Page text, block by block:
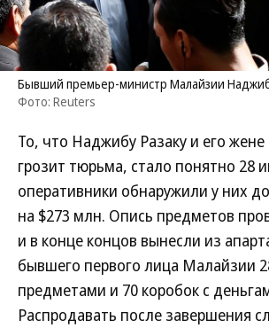
Бывший премьер-министр Малайзии
Фото: Reuters
То, что Наджибу Разаку и его
грозит тюрьма, стало понятно 28
оперативники обнаружили у них
на $273 млн. Опись предметов
и в конце концов вынесли из
бывшего первого лица Малайзии
предметами и 70 коробок с
Распродавать после завершения